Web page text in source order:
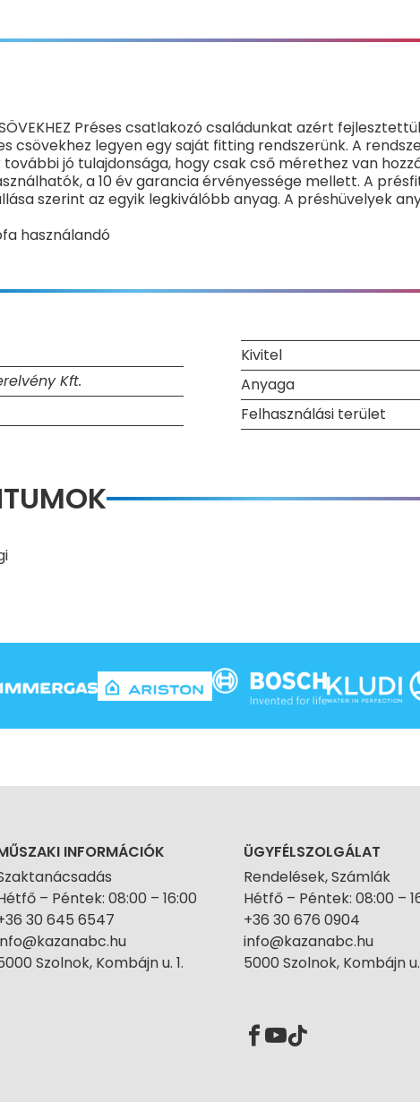
CSÖVEKHEZ Préses csatlakozó családunkat azért
legyen egy saját fitting rendszerünk. A
jó tulajdonsága, hogy csak cső mérethez van
a 10 év garancia érvényessége mellett. A
szerint az egyik legkiválóbb anyag. A préshüvelyek
használandó
Kft.
Kivitel
Anyaga
Felhasználási terület
INFORMÁCIÓK
– Péntek: 08:00 – 16:00
30 645 6547
Szolnok, Kombájn u. 1.
ÜGYFÉLSZOLGÁLAT
Rendelések, Számlák
Hétfő – Péntek: 08:00 –
+36 30 676 0904
info@kazanabc.hu
5000 Szolnok, Kombájn u.